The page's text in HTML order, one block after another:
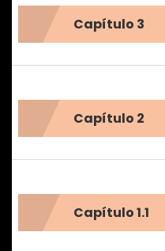
Capítulo 3
Capítulo 2
Capítulo 1.1